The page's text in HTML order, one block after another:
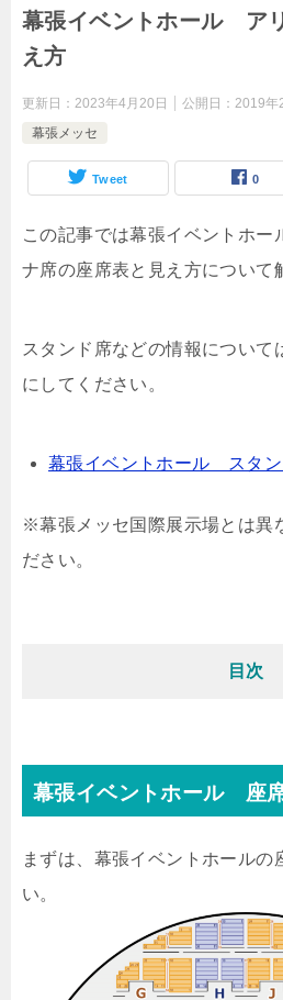
幕張イベントホール ア
え方
更新日： 2023年4月20日 公開日： 2019年
幕張メッセ
Tweet 0
この記事では幕張イベントホー
ナ席の座席表と見え方について
スタンド席などの情報について
にしてください。
幕張イベントホール スタ
※幕張メッセ国際展示場とは異
ださい。
目次
幕張イベントホール 座
まずは、幕張イベントホールの
い。